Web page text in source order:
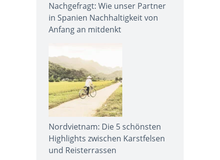
Nachgefragt: Wie unser Partner
in Spanien Nachhaltigkeit von
Anfang an mitdenkt
Nordvietnam: Die 5 schönsten
Highlights zwischen Karstfelsen
und Reisterrassen